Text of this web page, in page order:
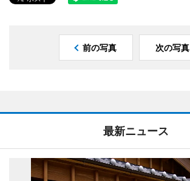
前の写真 次の写真
最新ニュース